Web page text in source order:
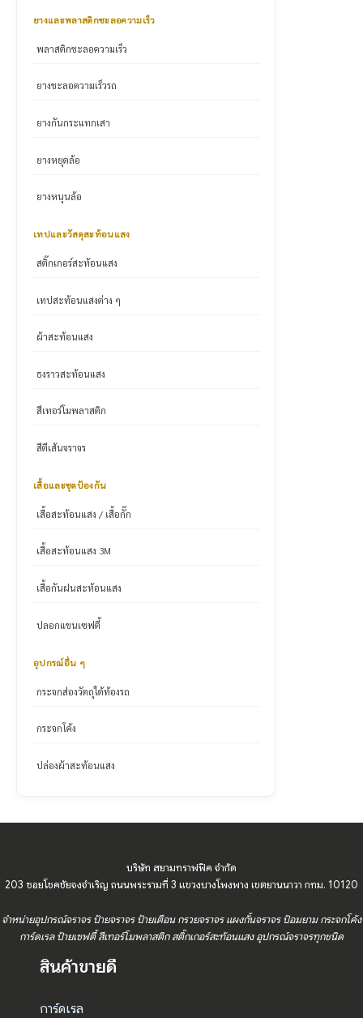
ยางและพลาสติกชะลอความเร็ว
พลาสติกชะลอความเร็ว
ยางชะลอความเร็วรถ
ยางกันกระแทกเสา
ยางหยุดล้อ
ยางหนุนล้อ
เทปและวัสดุสะท้อนแสง
สติ๊กเกอร์สะท้อนแสง
เทปสะท้อนแสงต่าง ๆ
ผ้าสะท้อนแสง
ธงราวสะท้อนแสง
สีเทอร์โมพลาสติก
สีตีเส้นจราจร
เสื้อและชุดป้องกัน
เสื้อสะท้อนแสง / เสื้อกั๊ก
เสื้อสะท้อนแสง 3M
เสื้อกันฝนสะท้อนแสง
ปลอกแขนเซฟตี้
อุปกรณ์อื่น ๆ
กระจกส่องวัตถุใต้ท้องรถ
กระจกโค้ง
ปล่องผ้าสะท้อนแสง
บริษัท สยามทราฟฟิค จำกัด
203 ซอยโชคชัยจงจำเริญ ถนนพระรามที่ 3 แขวงบางโพงพาง เขตยานนาวา กทม. 10120
จำหน่ายอุปกรณ์จราจร ป้ายจราจร ป้ายเตือน กรวยจราจร แผงกั้นจราจร ป้อมยาม กระจกโค้ง
การ์ดเรล ป้ายเซฟตี้ สีเทอร์โมพลาสติก สติ๊กเกอร์สะท้อนแสง อุปกรณ์จราจรทุกชนิด
สินค้าขายดี
การ์ดเรล